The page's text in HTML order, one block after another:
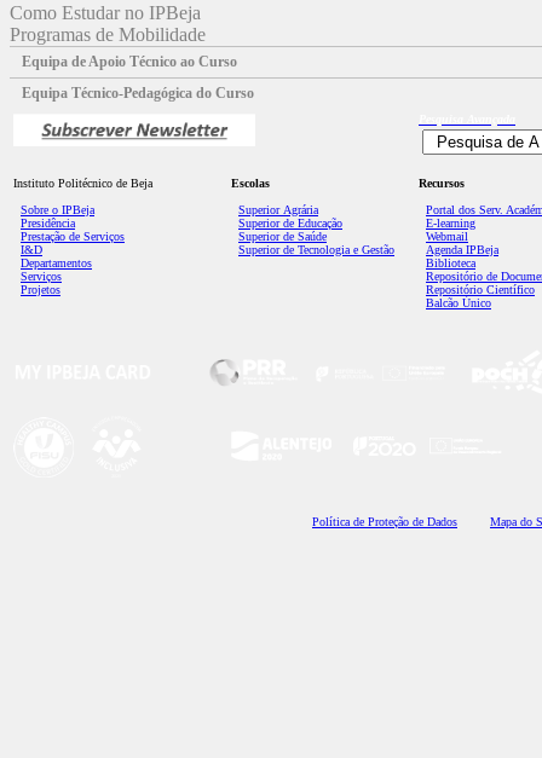
Como Estudar no IPBeja
Programas de Mobilidade
Equipa de Apoio Técnico ao Curso
Equipa Técnico-Pedagógica do Curso
Instituto Politécnico de Beja
Sobre o IPBeja
Presidência
Prestação de Serviços
I&D
Departamentos
Serviços
Projetos
Escolas
Superior Agrária
Superior de Educação
Superior de Saúde
Superior de Tecnologia e Gestão
Recursos
Portal dos Serv.
E-learning
Webmail
Agenda IPBeja
Biblioteca
Repositório de
Repositório Científico
Balcão Único
Política de Proteção de Dados Mapa do